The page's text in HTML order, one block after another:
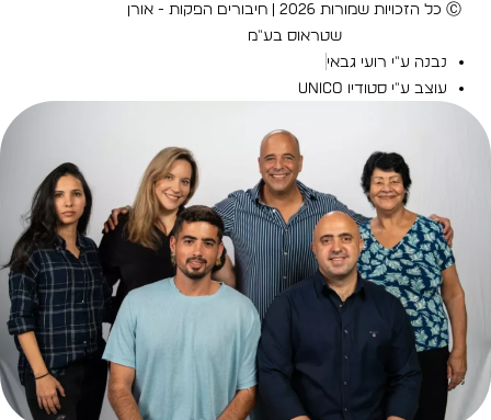
Ⓒ כל הזכויות שמורות 2026 | חיבורים הפקות - אורן
שטראוס בע"מ
נבנה ע"י רועי גבאי
עוצב ע"י סטודיו UNICO